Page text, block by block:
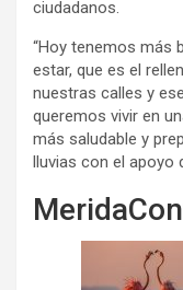
ciudadanos.
“Hoy tenemos más
estar, que es el
nuestras calles y
queremos vivir en
más saludable y
lluvias con el apoyo